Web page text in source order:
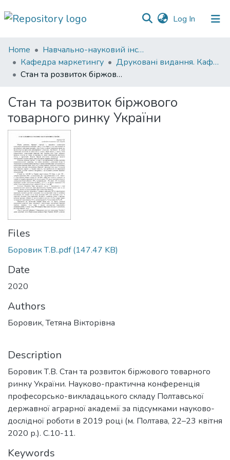
Log In (current)
Communities
&
Collections
Statistics
Home
Навчально-науковий інститут економіки, управління, права та інформаційних технологій
Кафедра маркетингу
Друковані видання. Кафедра маркетингу
Стан та розвиток біржового товарного ринку України
Стан та розвиток біржового
товарного ринку України
Files
Боровик Т.В..pdf(147.47 KB)
Date
2020
Authors
Боровик, Тетяна Вікторівна
Description
Боровик Т.В. Стан та розвиток біржового товарного
ринку України. Науково-практична конференція
професорсько-викладацького складу Полтавської
державної аграрної академії за підсумками науково-
дослідної роботи в 2019 році (м. Полтава, 22–23 квітня
2020 р.). С.10-11.
Keywords